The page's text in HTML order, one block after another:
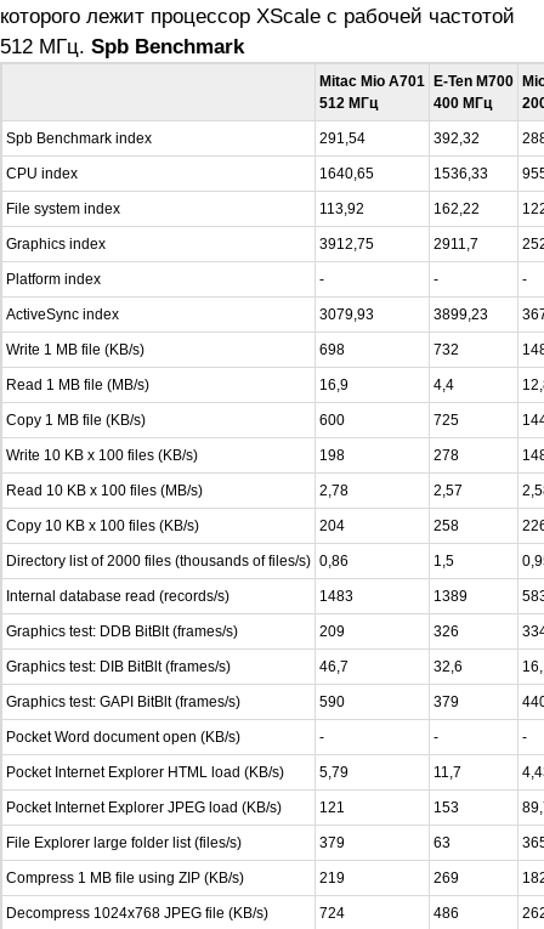
которого лежит процессор XScale с рабочей частотой
512 МГц. Spb Benchmark
Mitac Mio A701
512 МГц
E-Ten M700
400 МГц
Spb Benchmark index 291,54 392,32
CPU index 1640,65 1536,33
File system index 113,92 162,22
Graphics index 3912,75 2911,7
Platform index - - -
ActiveSync index 3079,93 3899,23
Write 1 MB file (KB/s) 698 732
Read 1 MB file (MB/s) 16,9 4,4
Copy 1 MB file (KB/s) 600 725
Write 10 KB x 100 files (KB/s) 198 278
Read 10 KB x 100 files (MB/s) 2,78 2,57
Copy 10 KB x 100 files (KB/s) 204 258
Directory list of 2000 files (thousands of files/s) 0,86 1,5
Internal database read (records/s) 1483 1389
Graphics test: DDB BitBlt (frames/s) 209 326
Graphics test: DIB BitBlt (frames/s) 46,7 32,6
Graphics test: GAPI BitBlt (frames/s) 590 379
Pocket Word document open (KB/s) - - -
Pocket Internet Explorer HTML load (KB/s) 5,79 11,7
Pocket Internet Explorer JPEG load (KB/s) 121 153
File Explorer large folder list (files/s) 379 63
Compress 1 MB file using ZIP (KB/s) 219 269
Decompress 1024x768 JPEG file (KB/s) 724 486